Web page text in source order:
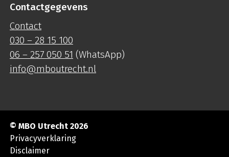
Contactgegevens
Contact
030 – 28 15 100
06 – 257 050 51 (WhatsApp)
info@mboutrecht.nl
© MBO Utrecht 2026
Privacyverklaring
Disclaimer